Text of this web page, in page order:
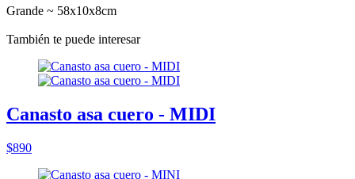
Grande ~ 58x10x8cm
También te puede interesar
Canasto asa cuero - MIDI
$890